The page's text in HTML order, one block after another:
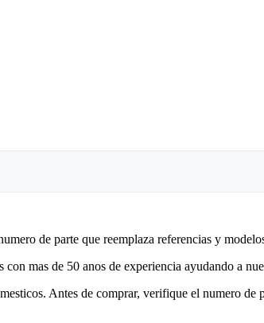
de parte que reemplaza referencias y
mas de 50 anos de experiencia ayudando a
Antes de comprar, verifique el numero